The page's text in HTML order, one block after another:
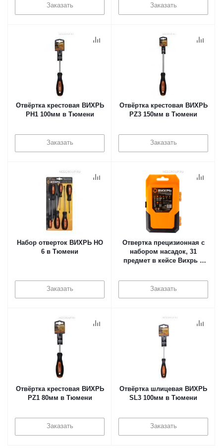
Заказать Заказать
Отвёртка крестовая ВИХРЬ
PH1 100мм в Тюмени
Заказать
Отвёртка крестовая ВИХРЬ
PZ3 150мм в Тюмени
Заказать
Набор отверток ВИХРЬ НО
6 в Тюмени
Заказать
Отвертка прецизионная с
набором насадок, 31
предмет в кейсе Вихрь в
Заказать
Отвёртка крестовая ВИХРЬ
PZ1 80мм в Тюмени
Заказать
Отвёртка шлицевая ВИХРЬ
SL3 100мм в Тюмени
Заказать